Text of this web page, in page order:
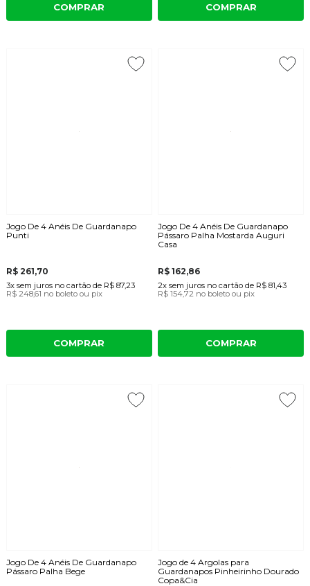
COMPRAR COMPRAR
Jogo De 4 Anéis De Guardanapo
Punti
R$ 261,70
3x sem juros no cartãode R$ 87,23
R$ 248,61 no boleto ou pix
COMPRAR
Jogo De 4 Anéis De Guardanapo
Pássaro Palha Mostarda Auguri
Casa
R$ 162,86
2x sem juros no cartão de R$ 81,43
R$ 154,72 no boleto ou pix
COMPRAR
Jogo De 4 Anéis De Guardanapo
Pássaro Palha Bege
Jogo de 4 Argolas para
Guardanapos Pinheirinho Dourado
Copa&Cia